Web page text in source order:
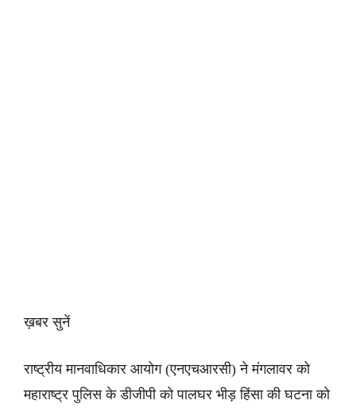
ख़बर सुनें
राष्ट्रीय मानवाधिकार आयोग (एनएचआरसी) ने मंगलावर को
महाराष्ट्र पुलिस के डीजीपी को पालघर भीड़ हिंसा की घटना को